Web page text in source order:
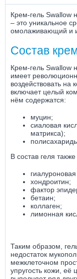
Крем-гель Swallow
– это уникальное
омолаживающий и
Состав
Крем-гель Swallow
имеет
воздействовать на
включает целый
нём содержатся:
муцин;
сиаловая
матрикса);
В состав геля
хондроитин;
фактор
бетаин;
коллаген;
лимонная
Таким образом,
недостаток
межклеточном
упругость кожи, её